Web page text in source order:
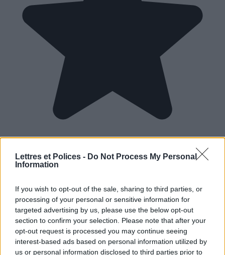
Lettres et Polices - Do Not Process My Personal
Information
If you wish to opt-out of the sale, sharing to third parties, or
processing of your personal or sensitive information for
targeted advertising by us, please use the below opt-out
section to confirm your selection. Please note that after your
opt-out request is processed you may continue seeing
interest-based ads based on personal information utilized by
us or personal information disclosed to third parties prior to